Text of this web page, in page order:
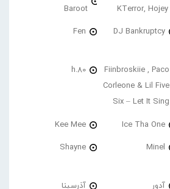
KTerror, Hojey
Baroot
DJ Bankruptcy
Fen
Fiinbroskiie , Paco
Corleone & Lil Five
Six – Let It Sing
h.80
Ice Tha One
Kee Mee
Minel
Shayne
آدور آذرسینا